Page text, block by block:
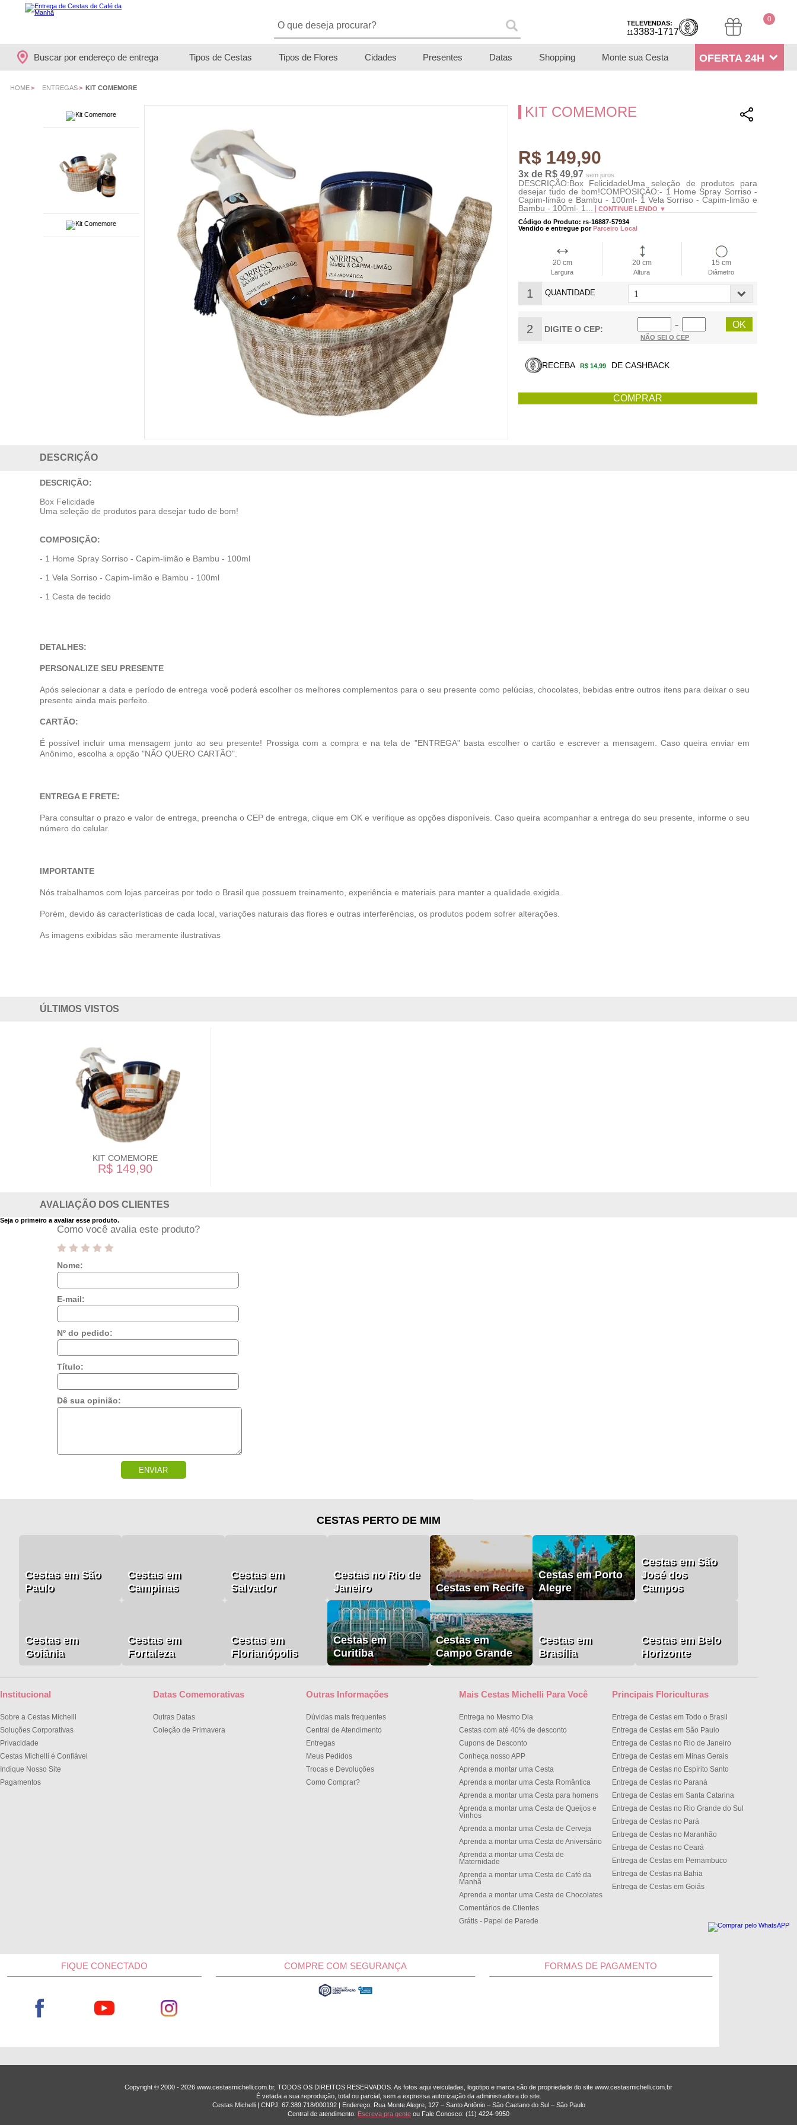
0
TELEVENDAS:
113383-1717
Buscar por endereço de entrega Tipos de Cestas Tipos de Flores Cidades Presentes Datas Shopping Monte sua Cesta OFERTA 24H
HOME> ENTREGAS> KIT COMEMORE
KIT COMEMORE
R$ 149,90
3x de R$ 49,97 sem juros
DESCRIÇÃO:Box FelicidadeUma seleção de produtos para
desejar tudo de bom!COMPOSIÇÃO:- 1 Home Spray Sorriso -
Capim-limão e Bambu - 100ml- 1 Vela Sorriso - Capim-limão e
Bambu - 100ml- 1...
CONTINUE LENDO ▼
Código do Produto: rs-16887-57934
Vendido e entregue porParceiro Local
20 cm
Largura
20 cm
Altura
15 cm
Diâmetro
1 QUANTIDADE
2 DIGITE O CEP:
−
NÃO SEI O CEP
RECEBA R$ 14,99 DE CASHBACK
DESCRIÇÃO
DESCRIÇÃO:
Box Felicidade
Uma seleção de produtos para desejar tudo de bom!
COMPOSIÇÃO:
- 1 Home Spray Sorriso - Capim-limão e Bambu - 100ml
- 1 Vela Sorriso - Capim-limão e Bambu - 100ml
- 1 Cesta de tecido
DETALHES:
PERSONALIZE SEU PRESENTE
Após selecionar a data e período de entrega você poderá escolher os melhores complementos para o seu presente como pelúcias, chocolates, bebidas entre outros itens para deixar o seu
presente ainda mais perfeito.
CARTÃO:
É possível incluir uma mensagem junto ao seu presente! Prossiga com a compra e na tela de "ENTREGA" basta escolher o cartão e escrever a mensagem. Caso queira enviar em
Anônimo, escolha a opção "NÃO QUERO CARTÃO".
ENTREGA E FRETE:
Para consultar o prazo e valor de entrega, preencha o CEP de entrega, clique em OK e verifique as opções disponíveis. Caso queira acompanhar a entrega do seu presente, informe o seu
número do celular.
IMPORTANTE
Nós trabalhamos com lojas parceiras por todo o Brasil que possuem treinamento, experiência e materiais para manter a qualidade exigida.
Porém, devido às características de cada local, variações naturais das flores e outras interferências, os produtos podem sofrer alterações.
As imagens exibidas são meramente ilustrativas
ÚLTIMOS VISTOS
KIT COMEMORE
R$ 149,90
AVALIAÇÃO DOS CLIENTES
Seja o primeiro a avaliar esse produto.
Como você avalia este produto?
Nome:
E-mail:
Nº do pedido:
Título:
Dê sua opinião:
ENVIAR
CESTAS PERTO DE MIM
Cestas em São
Paulo
Cestas em
Campinas
Cestas em
Salvador
Cestas no Rio de
Janeiro
Cestas em Recife
Cestas em Porto
Alegre
Cestas em São
José dos
Campos
Cestas em
Goiânia
Cestas em
Fortaleza
Cestas em
Florianópolis
Cestas em
Curitiba
Cestas em
Campo Grande
Cestas em
Brasília
Cestas em Belo
Horizonte
Institucional
Sobre a Cestas Michelli
Soluções Corporativas
Privacidade
Cestas Michelli é Confiável
Indique Nosso Site
Pagamentos
Datas Comemorativas
Outras Datas
Coleção de Primavera
Outras Informações
Dúvidas mais frequentes
Central de Atendimento
Entregas
Meus Pedidos
Trocas e Devoluções
Como Comprar?
Mais Cestas Michelli Para Você
Entrega no Mesmo Dia
Cestas com até 40% de desconto
Cupons de Desconto
Conheça nosso APP
Aprenda a montar uma Cesta
Aprenda a montar uma Cesta Romântica
Aprenda a montar uma Cesta para homens
Aprenda a montar uma Cesta de Queijos e
Vinhos
Aprenda a montar uma Cesta de Cerveja
Aprenda a montar uma Cesta de Aniversário
Aprenda a montar uma Cesta de
Maternidade
Aprenda a montar uma Cesta de Café da
Manh
Aprenda a montar uma Cesta de Chocolates
Comentários de Clientes
Grátis - Papel de Parede
Principais Floriculturas
Entrega de Cestas em Todo o Brasil
Entrega de Cestas em São Paulo
Entrega de Cestas no Rio de Janeiro
Entrega de Cestas em Minas Gerais
Entrega de Cestas no Espírito Santo
Entrega de Cestas no Paran
Entrega de Cestas em Santa Catarina
Entrega de Cestas no Rio Grande do Sul
Entrega de Cestas no Par
Entrega de Cestas no Maranhão
Entrega de Cestas no Cear
Entrega de Cestas em Pernambuco
Entrega de Cestas na Bahia
Entrega de Cestas em Goiás
FIQUE CONECTADO COMPRE COM SEGURANÇA FORMAS DE PAGAMENTO
Copyright © 2000 - ­2026 www.cestasmichelli.com.br, TODOS OS DIREITOS RESERVADOS. As fotos aqui veiculadas, logotipo e marca são de propriedade do site www.cestasmichelli.com.br
É vetada a sua reprodução, total ou parcial, sem a expressa autorização da administradora do site.
Cestas Michelli | CNPJ: 67.389.718/0001­92 | Endereço: Rua Monte Alegre, 127 – Santo Antônio – São Caetano do Sul – São Paulo
Central de atendimento: Escreva pra gente ou Fale Conosco: (11) 4224-9950